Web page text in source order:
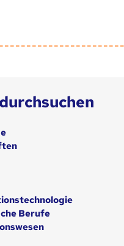
Berufe